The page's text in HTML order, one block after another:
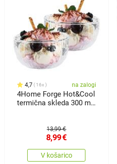
4,7 16x na zalogi
4Home Forge Hot&Cool
termična skleda 300 ml,
13,99 €
8,99€
V košarico